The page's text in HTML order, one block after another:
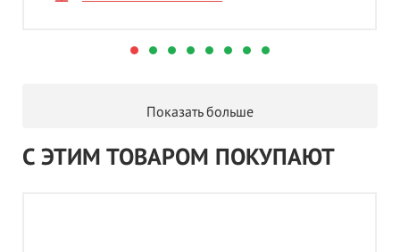
Показать больше
С ЭТИМ ТОВАРОМ ПОКУПАЮТ